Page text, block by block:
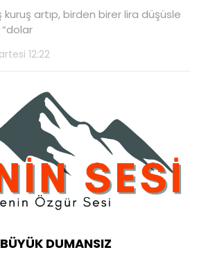
kuruş artıp, birden birer lira düşüsle
12:22
DUMANSIZ